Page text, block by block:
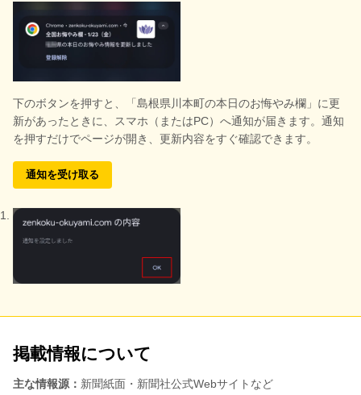
下のボタンを押すと、
「島根県川本町の本日のお悔やみ欄」に更
新があったときに、スマホ（またはPC）へ通知が届きます。通知
を押すだけでページが開き、更新内容をすぐ確認できます。
通知を受け取る
掲載情報について
主な情報源： 新聞紙面・新聞社公式Webサイトなど